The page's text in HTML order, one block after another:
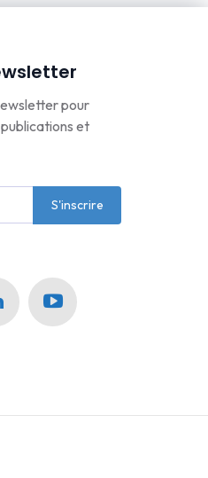
pour
et
S'inscrire